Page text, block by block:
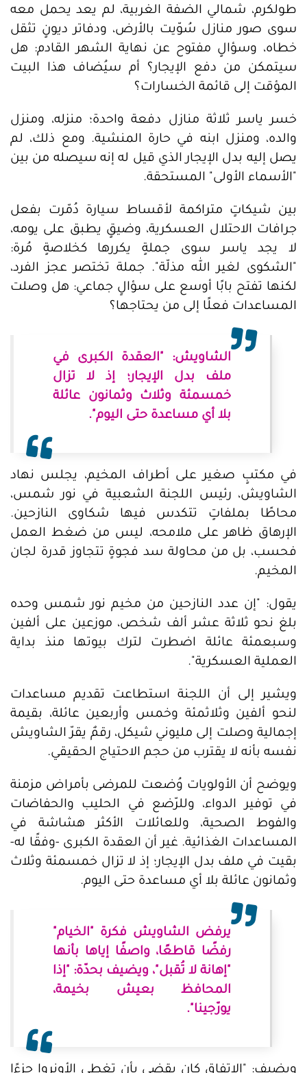
طولكرم، شمالي الضفة الغربية، لم يعد يحمل معه
سوى صور منازل سُوّيت بالأرض، ودفاتر ديونٍ تثقل
خطاه، وسؤالٍ مفتوح عن نهاية الشهر القادم: هل
سيتمكن من دفع الإيجار؟ أم سيُضاف هذا البيت
المؤقت إلى قائمة الخسارات؟
خسر ياسر ثلاثة منازل دفعة واحدة؛ منزله، ومنزل
والده، ومنزل ابنه في حارة المنشية. ومع ذلك، لم
يصل إليه بدل الإيجار الذي قيل له إنه سيصله من بين
"الأسماء الأولى" المستحقة.
بين شيكاتٍ متراكمة لأقساط سيارة دُمّرت بفعل
جرافات الاحتلال العسكرية، وضيقٍ يطبق على يومه،
لا يجد ياسر سوى جملةٍ يكررها كخلاصةٍ مُرة:
"الشكوى لغير الله مذلّة". جملة تختصر عجز الفرد،
لكنها تفتح بابًا أوسع على سؤالٍ جماعي: هل وصلت
المساعدات فعلًا إلى من يحتاجها؟
الشاويش: "العقدة الكبرى في
ملف بدل الإيجار؛ إذ لا تزال
خمسمئة وثلاث وثمانون عائلة
بلا أي مساعدة حتى اليوم".
في مكتبٍ صغير على أطراف المخيم، يجلس نهاد
الشاويش، رئيس اللجنة الشعبية في نور شمس،
محاطًا بملفاتٍ تتكدس فيها شكاوى النازحين.
الإرهاق ظاهر على ملامحه، ليس من ضغط العمل
فحسب، بل من محاولة سد فجوةٍ تتجاوز قدرة لجان
المخيم.
يقول: "إن عدد النازحين من مخيم نور شمس وحده
بلغ نحو ثلاثة عشر ألف شخص، موزعين على ألفين
وسبعمئة عائلة اضطرت لترك بيوتها منذ بداية
العملية العسكرية".
ويشير إلى أن اللجنة استطاعت تقديم مساعدات
لنحو ألفين وثلاثمئة وخمس وأربعين عائلة، بقيمة
إجمالية وصلت إلى مليوني شيكل، رقمٌ يقرّ الشاويش
نفسه بأنه لا يقترب من حجم الاحتياج الحقيقي.
ويوضح أن الأولويات وُضعت للمرضى بأمراض مزمنة
في توفير الدواء، وللرّضع في الحليب والحفاضات
والفوط الصحية، وللعائلات الأكثر هشاشة في
المساعدات الغذائية. غير أن العقدة الكبرى -وفقًا له-
بقيت في ملف بدل الإيجار؛ إذ لا تزال خمسمئة وثلاث
وثمانون عائلة بلا أي مساعدة حتى اليوم.
يرفض الشاويش فكرة "الخيام"
رفضًا قاطعًا، واصفًا إياها بأنها
"إهانة لا تُقبل"، ويضيف بحدّة: "إذا
المحافظ بعيش بخيمة،
يورّجينا".